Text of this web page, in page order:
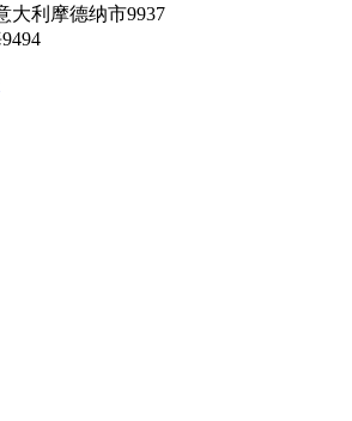
大利摩德纳市9937
9494